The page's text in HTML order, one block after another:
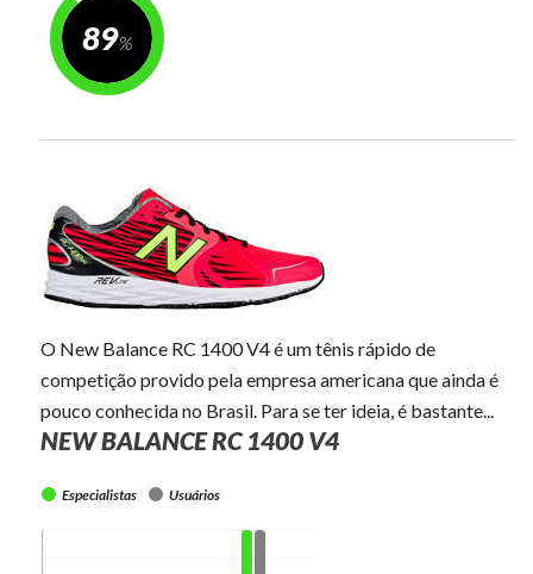
89
O New Balance RC 1400 V4 é um tênis rápido de
competição provido pela empresa americana que ainda é
pouco conhecida no Brasil. Para se ter ideia, é bastante...
NEW BALANCE RC 1400 V4
Especialistas Usuários